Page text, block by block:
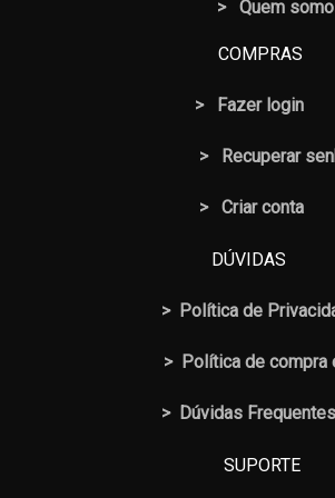
> Quem
COMPRAS
> Fazer login
> Recuperar
> Criar conta
DÚVIDAS
> Política de
> Política de compra
> Dúvidas Frequentes
SUPORTE